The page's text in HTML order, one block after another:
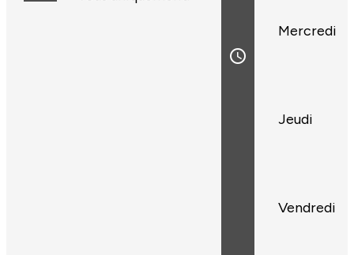
access_time
Mercredi
Jeudi
Vendredi